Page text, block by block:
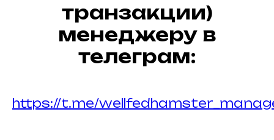
транзакции)
менеджеру в
телеграм:
https://t.me/